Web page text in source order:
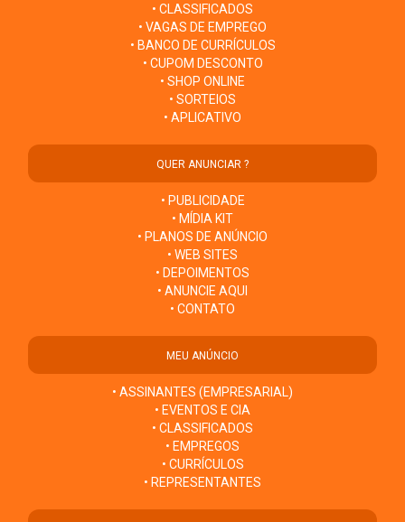
• CLASSIFICADOS
• VAGAS DE EMPREGO
• BANCO DE CURRÍCULOS
• CUPOM DESCONTO
• SHOP ONLINE
• SORTEIOS
• APLICATIVO
QUER ANUNCIAR ?
• PUBLICIDADE
• MÍDIA KIT
• PLANOS DE ANÚNCIO
• WEB SITES
• DEPOIMENTOS
• ANUNCIE AQUI
• CONTATO
MEU ANÚNCIO
• ASSINANTES (EMPRESARIAL)
• EVENTOS E CIA
• CLASSIFICADOS
• EMPREGOS
• CURRÍCULOS
• REPRESENTANTES